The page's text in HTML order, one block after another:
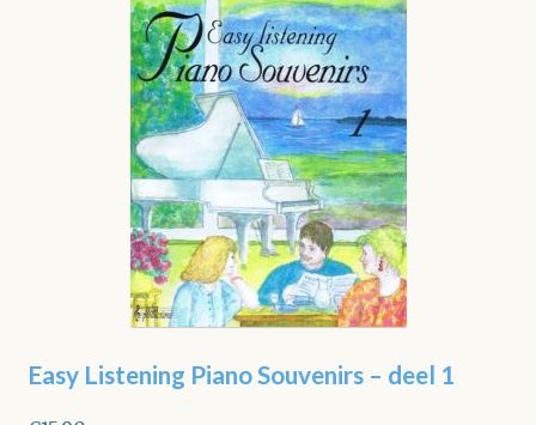
Easy Listening Piano Souvenirs – deel 1